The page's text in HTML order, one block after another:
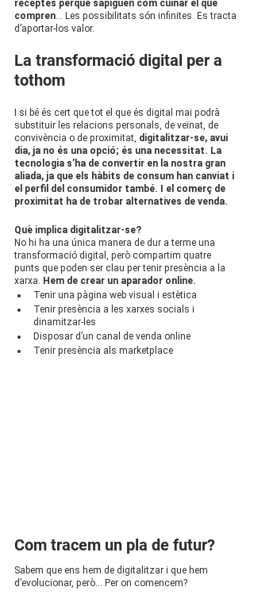
receptes perquè sàpiguen com cuinar el que
compren … Les possibilitats són infinites. Es tracta
d’aportar-los valor.
La transformació digital per a
tothom
I si bé és cert que tot el que és digital mai podrà
substituir les relacions personals, de veïnat, de
convivència o de proximitat, digitalitzar-se, avui
dia, ja no és una opció; és una necessitat. La
tecnologia s’ha de convertir en la nostra gran
aliada, ja que els hàbits de consum han canviat i
el perfil del consumidor també. I el comerç de
proximitat ha de trobar alternatives de venda.
Què implica digitalitzar-se?
No hi ha una única manera de dur a terme una
transformació digital, però compartim quatre
punts que poden ser clau per tenir presència a la
xarxa. Hem de crear un aparador online.
Tenir una pàgina web visual i estètica
Tenir presència a les xarxes socials i
dinamitzar-les
Disposar d’un canal de venda online
Tenir presència als marketplace
Com tracem un pla de futur?
Sabem que ens hem de digitalitzar i que hem
d’evolucionar, però… Per on comencem?